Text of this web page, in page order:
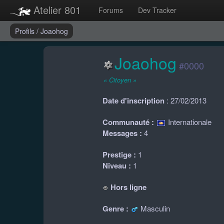
Atelier 801 Forums Dev Tracker
Profils / Joaohog
Joaohog #0000
« Citoyen »
Date d'inscription : 27/02/2013
Communauté : Internationale
Messages : 4
Prestige : 1
Niveau : 1
Hors ligne
Genre :
Masculin